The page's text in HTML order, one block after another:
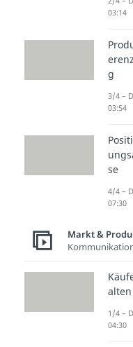
Price
03:14
g
3/4 –
03:54
se
4/4 –
07:30
Markt &
alten
1/4 –
04:30